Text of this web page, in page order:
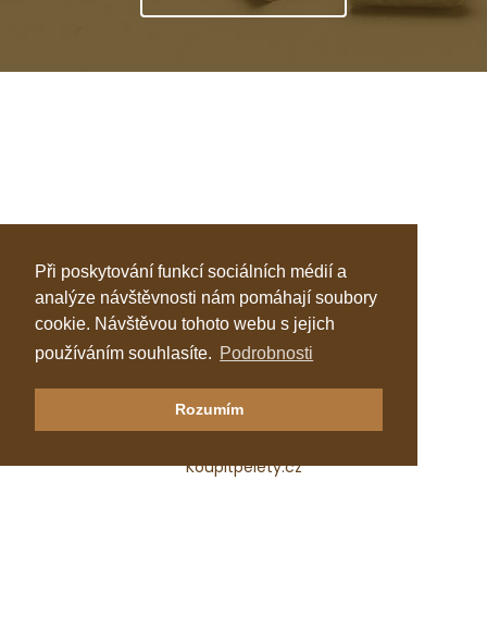
Při poskytování funkcí sociálních médií a
analýze návštěvnosti nám pomáhají soubory
cookie. Návštěvou tohoto webu s jejich
používáním souhlasíte. Podrobnosti
Rozumím
Klastr Česká peleta
Katalog topenářů
Koupitpelety.cz